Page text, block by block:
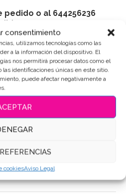
consentimiento
utilizamos tecnologías como las
a la información del dispositivo. El
nos permitirá procesar datos como el
las identificaciones únicas en este sitio.
puede afectar negativamente a
cookiesAviso Legal
o al 644256236
ingredientes
lugar fresco y seco (sin
en perfectas condiciones.